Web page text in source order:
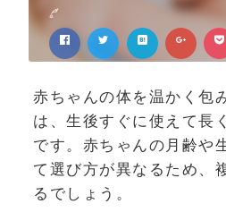
赤ちゃんの体を温かく包
は、生後すぐに使えて長
です。赤ちゃんの月齢や
て選び方が異なるため、
るでしょう。